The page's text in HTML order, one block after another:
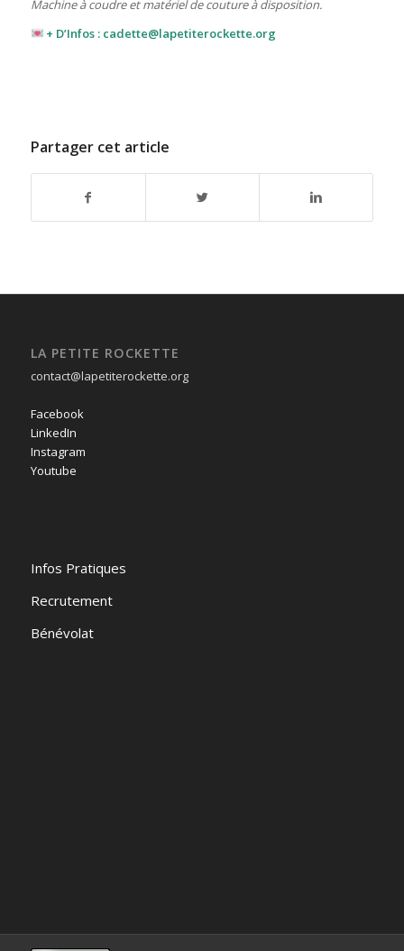
Machine à coudre et matériel de couture à disposition.
+ D’Infos : cadette@lapetiterockette.org
Partager cet article
LA PETITE ROCKETTE
contact@lapetiterockette.org
Facebook
LinkedIn
Instagram
Youtube
Infos Pratiques
Recrutement
Bénévolat